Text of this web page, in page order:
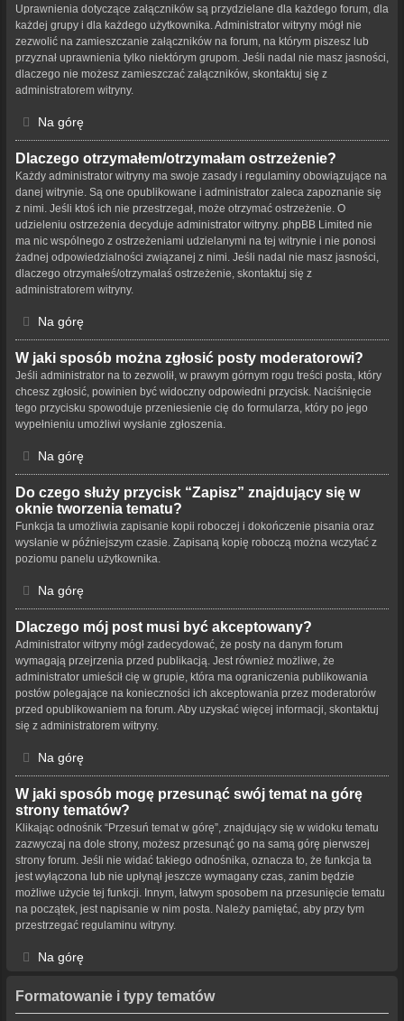
Uprawnienia dotyczące załączników są przydzielane dla każdego forum, dla
każdej grupy i dla każdego użytkownika. Administrator witryny mógł nie
zezwolić na zamieszczanie załączników na forum, na którym piszesz lub
przyznał uprawnienia tylko niektórym grupom. Jeśli nadal nie masz jasności,
dlaczego nie możesz zamieszczać załączników, skontaktuj się z
administratorem witryny.
Na górę
Dlaczego otrzymałem/otrzymałam ostrzeżenie?
Każdy administrator witryny ma swoje zasady i regulaminy obowiązujące na
danej witrynie. Są one opublikowane i administrator zaleca zapoznanie się
z nimi. Jeśli ktoś ich nie przestrzegał, może otrzymać ostrzeżenie. O
udzieleniu ostrzeżenia decyduje administrator witryny. phpBB Limited nie
ma nic wspólnego z ostrzeżeniami udzielanymi na tej witrynie i nie ponosi
żadnej odpowiedzialności związanej z nimi. Jeśli nadal nie masz jasności,
dlaczego otrzymałeś/otrzymałaś ostrzeżenie, skontaktuj się z
administratorem witryny.
Na górę
W jaki sposób można zgłosić posty moderatorowi?
Jeśli administrator na to zezwolił, w prawym górnym rogu treści posta, który
chcesz zgłosić, powinien być widoczny odpowiedni przycisk. Naciśnięcie
tego przycisku spowoduje przeniesienie cię do formularza, który po jego
wypełnieniu umożliwi wysłanie zgłoszenia.
Na górę
Do czego służy przycisk “Zapisz” znajdujący się w
oknie tworzenia tematu?
Funkcja ta umożliwia zapisanie kopii roboczej i dokończenie pisania oraz
wysłanie w późniejszym czasie. Zapisaną kopię roboczą można wczytać z
poziomu panelu użytkownika.
Na górę
Dlaczego mój post musi być akceptowany?
Administrator witryny mógł zadecydować, że posty na danym forum
wymagają przejrzenia przed publikacją. Jest również możliwe, że
administrator umieścił cię w grupie, która ma ograniczenia publikowania
postów polegające na konieczności ich akceptowania przez moderatorów
przed opublikowaniem na forum. Aby uzyskać więcej informacji, skontaktuj
się z administratorem witryny.
Na górę
W jaki sposób mogę przesunąć swój temat na górę
strony tematów?
Klikając odnośnik “Przesuń temat w górę”, znajdujący się w widoku tematu
zazwyczaj na dole strony, możesz przesunąć go na samą górę pierwszej
strony forum. Jeśli nie widać takiego odnośnika, oznacza to, że funkcja ta
jest wyłączona lub nie upłynął jeszcze wymagany czas, zanim będzie
możliwe użycie tej funkcji. Innym, łatwym sposobem na przesunięcie tematu
na początek, jest napisanie w nim posta. Należy pamiętać, aby przy tym
przestrzegać regulaminu witryny.
Na górę
Formatowanie i typy tematów